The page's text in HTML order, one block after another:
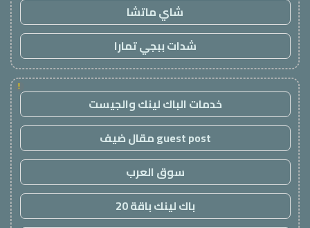
شاي ماتشا
شدات ببجي تمارا
!
خدمات الباك لينك والجيست
guest post مقال ضيف
سوق العرب
باك لينك باقة 20